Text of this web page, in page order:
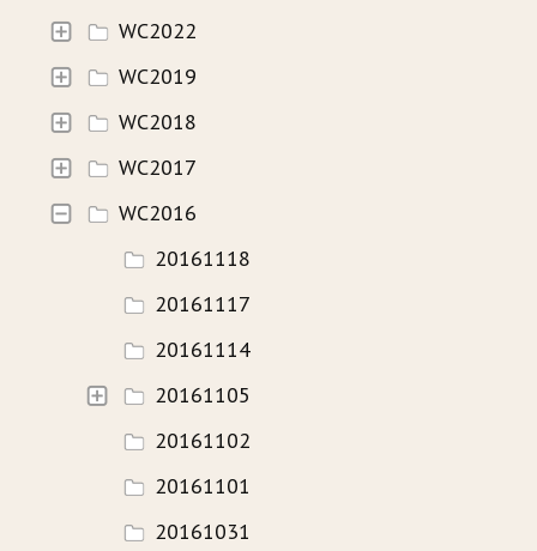
HISTORIE
WAVECAMP 2024
WAVECAMP 2023
WAVECAMP 2017
FOTOGALERIE
WC2022
WC2019
WC2018
WC2017
WC2016
20161118
20161117
20161114
20161105
20161102
20161101
20161031